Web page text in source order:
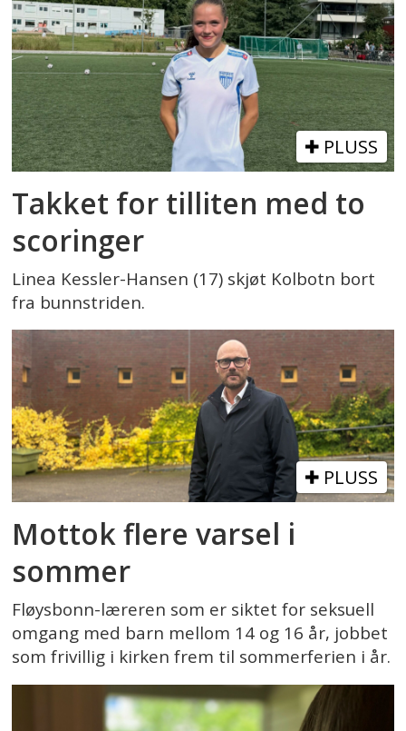
PLUSS
Takket for tilliten med to
scoringer
Linea Kessler-Hansen (17) skjøt Kolbotn bort
fra bunnstriden.
PLUSS
Mottok flere varsel i
sommer
Fløysbonn-læreren som er siktet for seksuell
omgang med barn mellom 14 og 16 år, jobbet
som frivillig i kirken frem til sommerferien i år.